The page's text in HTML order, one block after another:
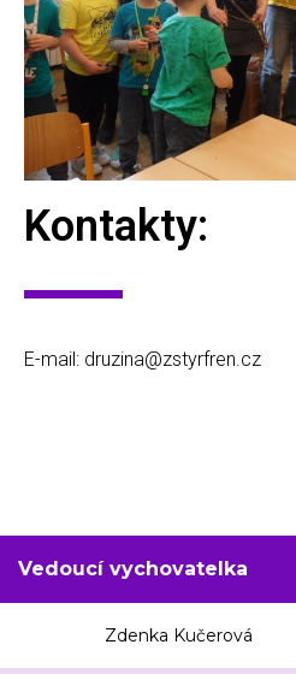
Kontakty:
E-mail: druzina@zstyrfren.cz
Vedoucí vychovatelka
Zdenka Kučerová